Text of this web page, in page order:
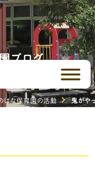
ブログ
の活動
はな保育園の活動 鬼がや